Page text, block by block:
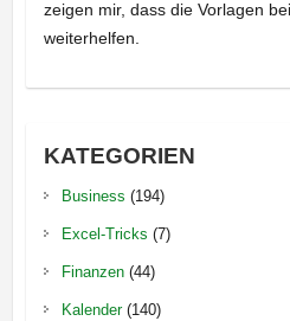
zeigen mir, dass die Vorlagen
weiterhelfen.
KATEGORIEN
Business (194)
Excel-Tricks (7)
Finanzen(44)
Kalender(140)